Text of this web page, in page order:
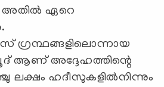
അതില്‍ ഏറെ
ഗ്രന്ഥങ്ങളിലൊന്നായ
ആണ് അദ്ദേഹത്തിന്റെ
ലക്ഷം ഹദീസുകളില്‍നിന്നും